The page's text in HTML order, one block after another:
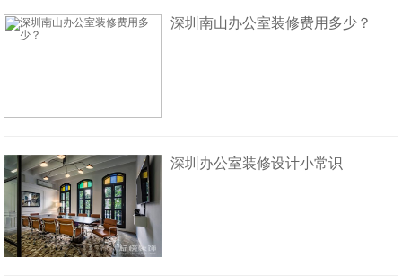
深圳南山办公室装修费用多少？
深圳办公室装修设计小常识